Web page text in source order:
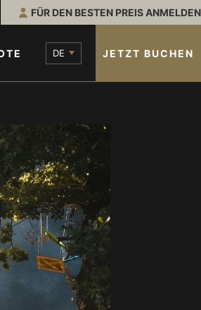
FÜR DEN BESTEN PREIS ANMELDEN
DE JETZT BUCHEN